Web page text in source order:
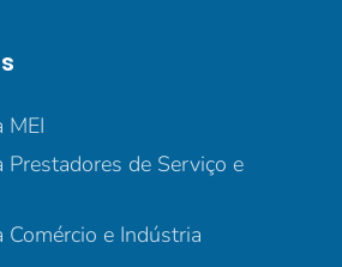
MEI
Prestadores de Serviço e
Comércio e Indústria